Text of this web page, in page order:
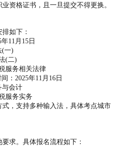
资格证书，且一旦提交不得更换。
如下：
11月15日
(一)
(二)
服务相关法律
：2025年11月16日
与会计
服务实务
，支持多种输入法，具体考点城市
求。具体报名流程如下：